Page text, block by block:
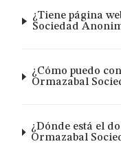
¿Tiene página
Sociedad
¿Cómo puedo
Ormazabal
¿Dónde está el
Ormazabal